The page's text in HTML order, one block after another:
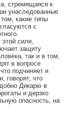
стремящаяся к
унаследованные
какие типы
с
этой силе,
защиту
так и в том,
в вопросе
подчиняет и
говорят, что
Дикарю в
и дерзко
опасность, на